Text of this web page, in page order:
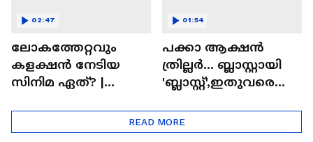
ലോകത്തേറ്റവും
കളക്ഷൻ നേടിയ
സിനിമ ഏത്? |
02:47
പക്കാ ആക്ഷൻ
ത്രില്ലർ... ബ്ലാസ്റ്റായി
'ബ്ലാസ്റ്റ്',ഇതുവരെയു
റിപ്പോർട്ട് പുറത്ത് |
Blast
01:54
READ MORE